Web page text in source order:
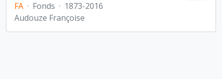
FA · Fonds · 1873-2016
Audouze Françoise